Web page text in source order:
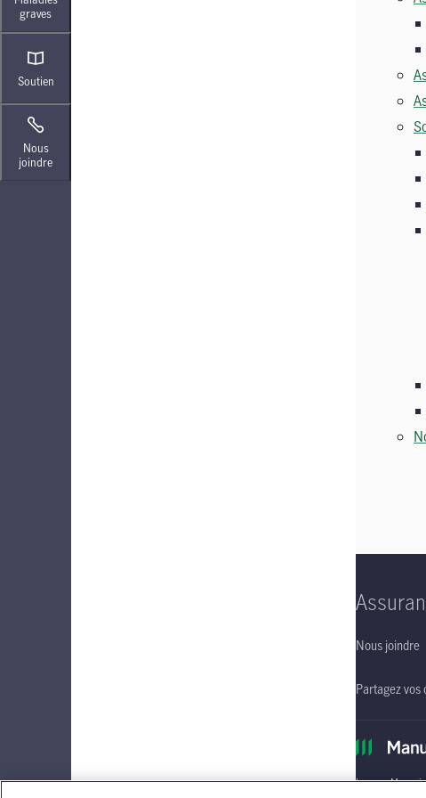
graves
Soutien
Nous
joindre
Nous joindre
Partagez
Le nom